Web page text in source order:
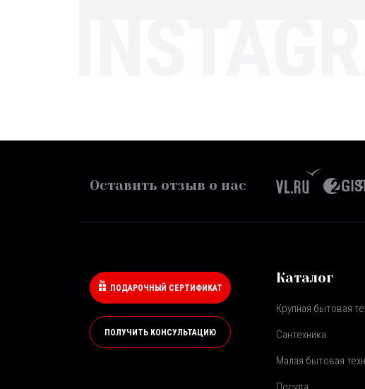
Оставить отзыв о нас
ПОДАРОЧНЫЙ СЕРТИФИКАТ
ПОЛУЧИТЬ КОНСУЛЬТАЦИЮ
Каталог
Крупная бытовая
Сантехника
Малая бытовая